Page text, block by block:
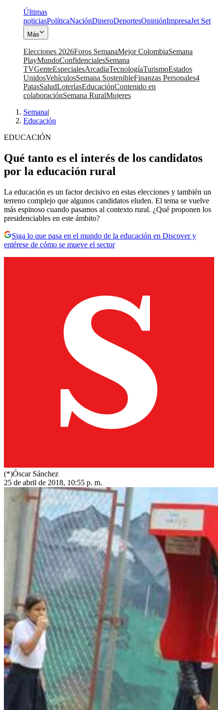
Últimas
noticiasPolíticaNaciónDineroDeportesOpiniónImpresaJet Set
Más
Elecciones 2026Foros SemanaMejor ColombiaSemana
PlayMundoConfidencialesSemana
TVGenteEspecialesArcadiaTecnologíaTurismoEstados
UnidosVehículosSemana SostenibleFinanzas Personales4
PatasSaludLoteríasEducaciónContenido en
colaboraciónSemana RuralMujeres
Semana|
Educación
EDUCACIÓN
Qué tanto es el interés de los candidatos
por la educación rural
La educación es un factor decisivo en estas elecciones y también un
terreno complejo que algunos candidatos eluden. El tema se vuelve
más espinoso cuando pasamos al contexto rural. ¿Qué proponen los
presidenciables en este ámbito?
Siga lo que pasa en el mundo de la educación en Discover y
entérese de cómo se mueve el sector
(*)Óscar Sánchez
25 de abril de 2018, 10:55 p. m.